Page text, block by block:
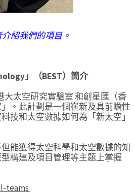
介紹我們的項目。
」（BEST）簡介
太空研究實驗室 和創星匯（香
。此計劃是一個嶄新及具前瞻性
技和太空數據如何為「新太空」
能獲得太空科學和太空數據的知
構建及項目管理等主題上掌握
teams